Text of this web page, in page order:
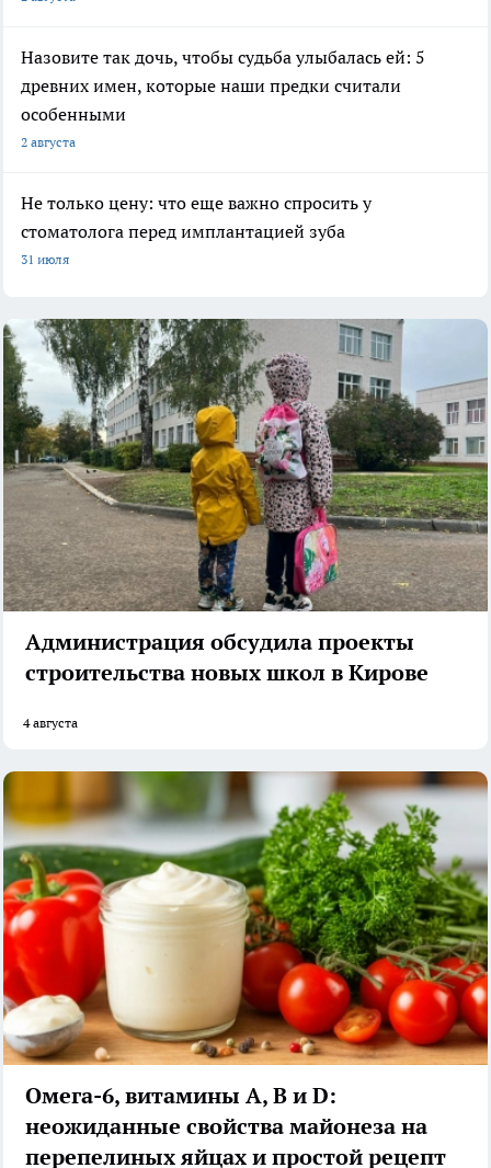
Назовите так дочь, чтобы судьба улыбалась ей: 5
древних имен, которые наши предки считали
особенными
2 августа
Не только цену: что еще важно спросить у
стоматолога перед имплантацией зуба
31 июля
Администрация обсудила проекты
строительства новых школ в Кирове
4 августа
Омега-6, витамины А, В и D:
неожиданные свойства майонеза на
перепелиных яйцах и простой рецепт